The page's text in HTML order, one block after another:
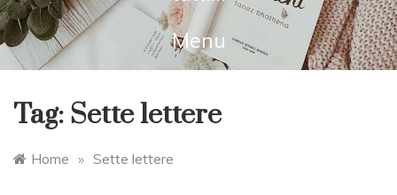
Menu
Tag: Sette lettere
Home » Sette lettere